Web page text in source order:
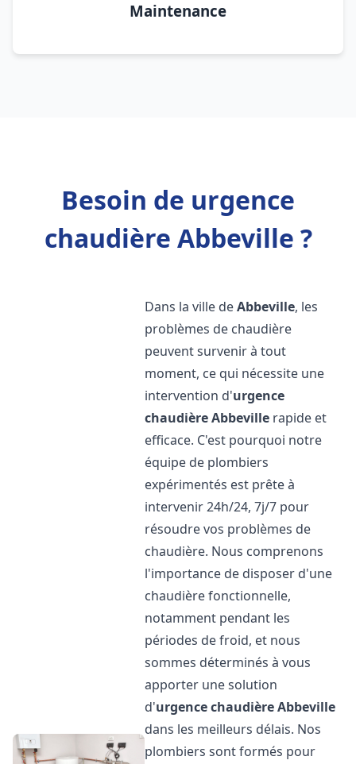
Maintenance
Besoin de urgence
chaudière Abbeville ?
Dans la ville deAbbeville, les
problèmes de chaudière
peuvent survenir à tout
moment, ce qui nécessite une
intervention d'urgence
chaudièreAbbeville rapide et
efficace. C'est pourquoi notre
équipe de plombiers
expérimentés est prête à
intervenir 24h/24, 7j/7 pour
résoudre vos problèmes de
chaudière. Nous comprenons
l'importance de disposer d'une
chaudière fonctionnelle,
notamment pendant les
périodes de froid, et nous
sommes déterminés à vous
apporter une solution
d'urgence chaudièreAbbeville
dans les meilleurs délais. Nos
plombiers sont formés pour